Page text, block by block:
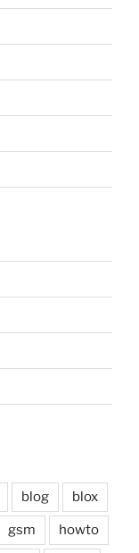
blog blox
gsm howto